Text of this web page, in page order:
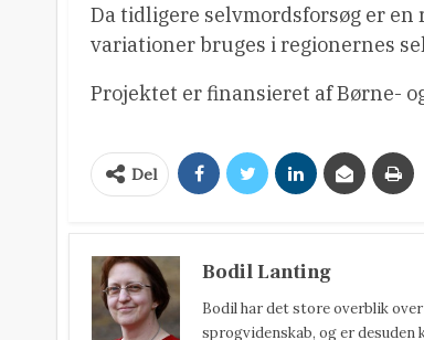
Da tidligere selvmordsforsøg er
variationer bruges i regionernes
Projektet er finansieret af Børne-
Del
Bodil Lanting
Bodil har det store overblik
sprogvidenskab, og er